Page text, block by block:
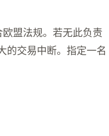
卖家不指定一名欧
盟法规。若无此负责
的交易中断。指定一名